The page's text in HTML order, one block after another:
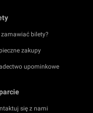
bilety?
zakupy
upominkowe
się z nami